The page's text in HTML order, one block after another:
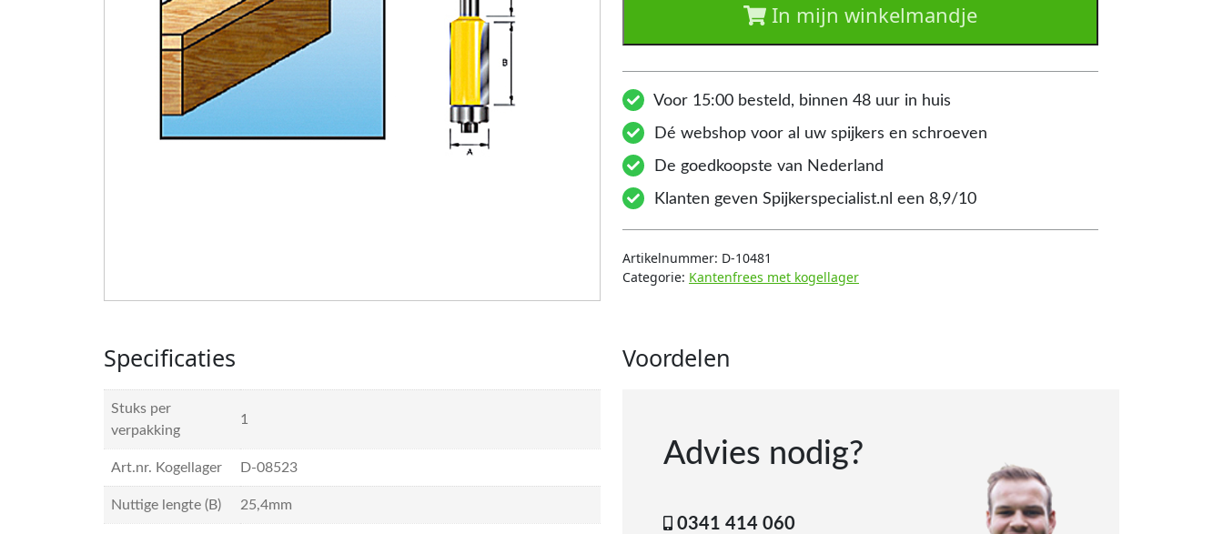
In mijn winkelmandje
Voor 15:00 besteld, binnen 48 uur in huis
Dé webshop voor al uw spijkers en schroeven
De goedkoopste van Nederland
Klanten geven Spijkerspecialist.nl een 8,9/10
Artikelnummer: D-10481
Categorie: Kantenfrees met kogellager
Specificaties
Stuks per
verpakking
1
Art.nr. Kogellager D-08523
Nuttige lengte (B) 25,4mm
Voordelen
Advies nodig?
0341 414 060